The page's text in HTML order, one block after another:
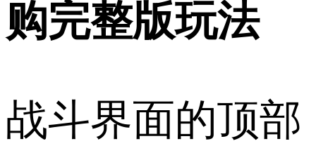
购完整版玩法
战斗界面的顶部